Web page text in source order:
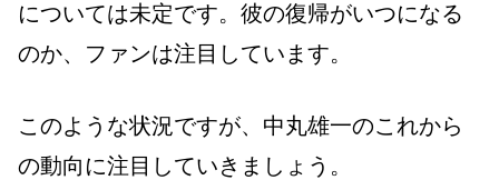
については未定です。彼の復帰がいつになる
のか、ファンは注目しています。
このような状況ですが、中丸雄一のこれから
の動向に注目していきましょう。